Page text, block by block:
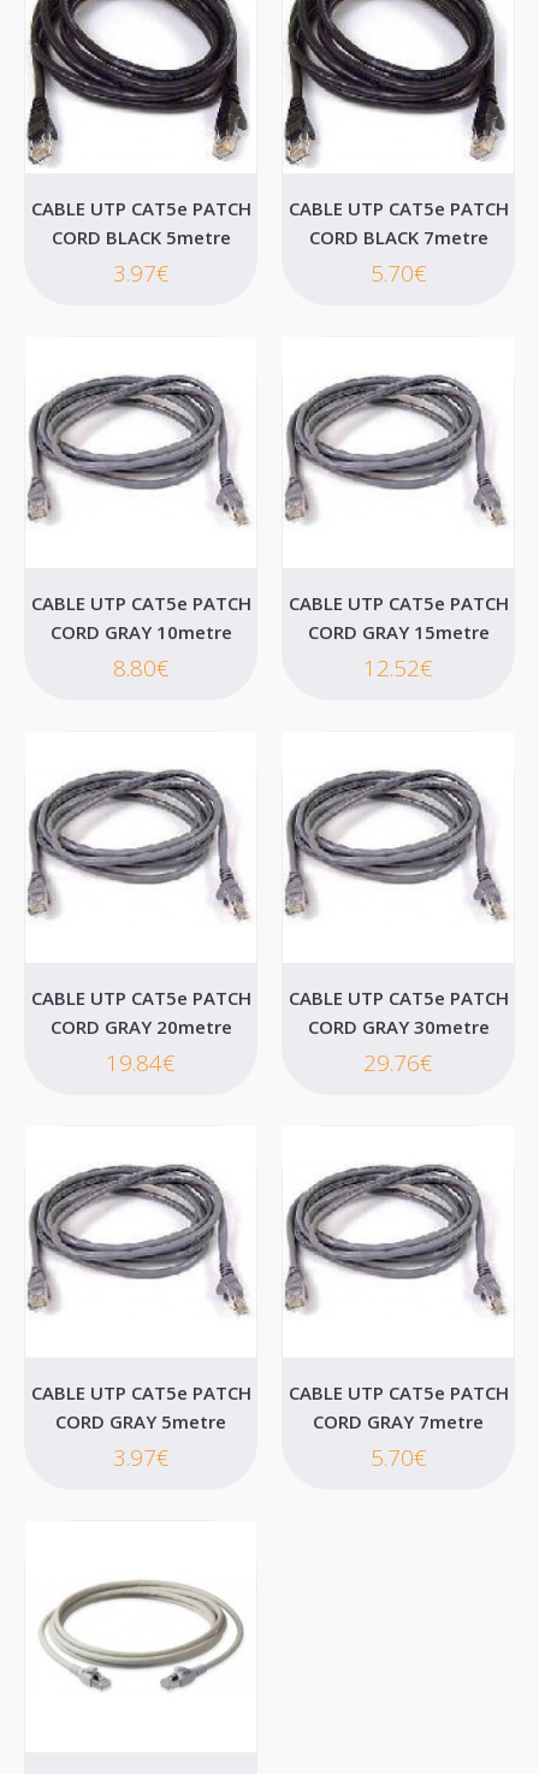
CABLE UTP CAT5e PATCH CORD BLACK 20metre
19.84€
Καλάθι
Επιθυμητό
CABLE UTP CAT5e PATCH CORD BLACK 30metre
29.76€
39.43€
CABLE UTP CAT5e PATCH
CORD BLACK 5metre
3.97€
CABLE UTP CAT5e PATCH
CORD BLACK 7metre
5.70€
CABLE UTP CAT5e PATCH
CORD GRAY 10metre
8.80€
CABLE UTP CAT5e PATCH
CORD GRAY 15metre
12.52€
CABLE UTP CAT5e PATCH
CORD GRAY 20metre
19.84€
CABLE UTP CAT5e PATCH
CORD GRAY 30metre
29.76€
CABLE UTP CAT5e PATCH
CORD GRAY 5metre
3.97€
CABLE UTP CAT5e PATCH
CORD GRAY 7metre
5.70€